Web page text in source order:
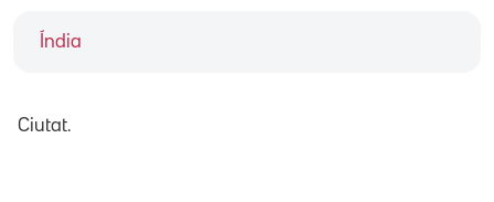
Índia
Ciutat.